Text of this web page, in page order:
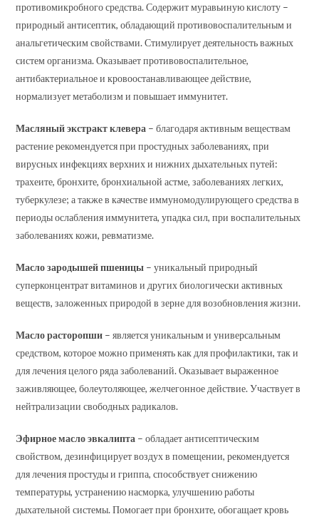
противомикробного средства. Содержит муравьиную кислоту –
природный антисептик, обладающий противовоспалительным и
анальгетическим свойствами. Стимулирует деятельность важных
систем организма. Оказывает противовоспалительное,
антибактериальное и кровоостанавливающее действие,
нормализует метаболизм и повышает иммунитет.
Масляный экстракт клевера – благодаря активным веществам
растение рекомендуется при простудных заболеваниях, при
вирусных инфекциях верхних и нижних дыхательных путей:
трахеите, бронхите, бронхиальной астме, заболеваниях легких,
туберкулезе; а также в качестве иммуномодулирующего средства в
периоды ослабления иммунитета, упадка сил, при воспалительных
заболеваниях кожи, ревматизме.
Масло зародышей пшеницы – уникальный природный
суперконцентрат витаминов и других биологически активных
веществ, заложенных природой в зерне для возобновления жизни.
Масло расторопши – является уникальным и универсальным
средством, которое можно применять как для профилактики, так и
для лечения целого ряда заболеваний. Оказывает выраженное
заживляющее, болеутоляющее, желчегонное действие. Участвует в
нейтрализации свободных радикалов.
Эфирное масло эвкалипта – обладает антисептическим
свойством, дезинфицирует воздух в помещении, рекомендуется
для лечения простуды и гриппа, способствует снижению
температуры, устранению насморка, улучшению работы
дыхательной системы. Помогает при бронхите, обогащает кровь